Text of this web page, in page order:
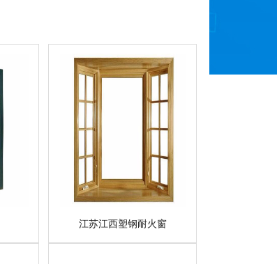
江苏江西塑钢耐火窗